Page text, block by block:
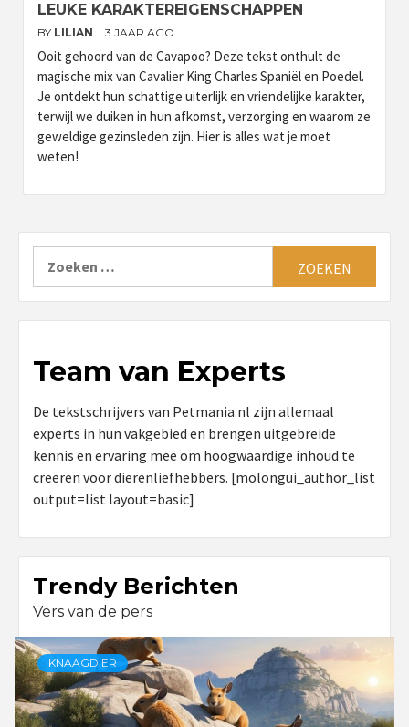
LEUKE KARAKTEREIGENSCHAPPEN
BY LILIAN 3 JAAR AGO
Ooit gehoord van de Cavapoo? Deze tekst onthult de
magische mix van Cavalier King Charles Spaniël en Poedel.
Je ontdekt hun schattige uiterlijk en vriendelijke karakter,
terwijl we duiken in hun afkomst, verzorging en waarom ze
geweldige gezinsleden zijn. Hier is alles wat je moet
weten!
Team van Experts
De tekstschrijvers van Petmania.nl zijn allemaal
experts in hun vakgebied en brengen uitgebreide
kennis en ervaring mee om hoogwaardige inhoud te
creëren voor dierenliefhebbers. [molongui_author_list
output=list layout=basic]
Trendy Berichten
Vers van de pers
KNAAGDIER